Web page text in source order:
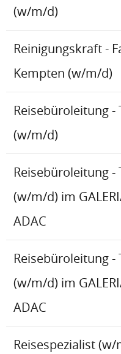
(w/m/d)
Reinigungskraft -
Kempten (w/m/d)
Reisebüroleitung
(w/m/d)
Reisebüroleitung
(w/m/d) im
ADAC
Reisebüroleitung
(w/m/d) im
ADAC
Reisespezialist (w/